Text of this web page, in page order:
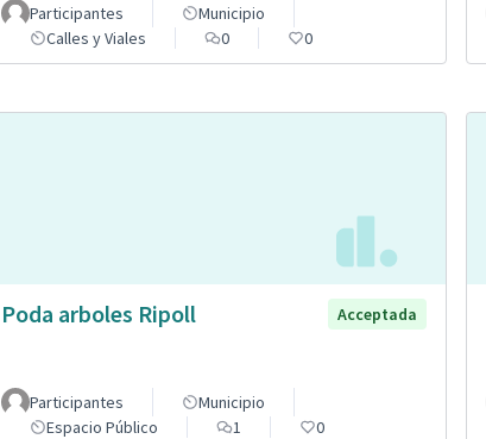
Participantes
Municipio
Calles y Viales
0 0
Poda arboles Ripoll Acceptada
Participantes
Municipio
Espacio Público
1 0